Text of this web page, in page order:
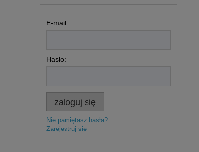
E-mail:
Hasło:
zaloguj się
Nie pamiętasz hasła?
Zarejestruj się